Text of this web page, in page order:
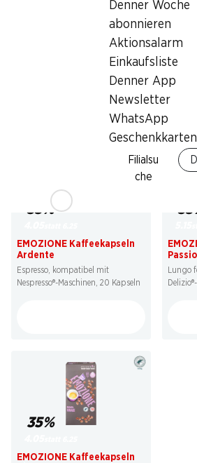
Denner Woche
abonnieren
Aktionsalarm
Einkaufsliste
Denner App
Newsletter
WhatsApp
Geschenkkarten
Filialsu
che
Labels und Auszeichnungen
1003971
Was andere Kunden
35%
EMOZIONE Kaffeekapseln
Ardente
Espresso, kompatibel mit
Nespresso®-Maschinen, 20 Kapseln
Lungo
35%
EMOZIONE Kaffeekapseln